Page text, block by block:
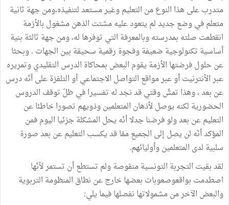
متدرب على هذا النوع من التعليم وغير مستعد لتنفيذه،ومن جهة ثانية
متعلم في وضع جديد لم يتعود عليه مشتت الذهن مشغول بالأزمة
انقطعت صلته بمدرسته وبالمعرفة التي توفرها له، ومن جهة ثالثة بنية
أساسية تكنولوجية ضعيفة وفجوة رقمية سحيقة بين الجهات . وبحثا
عن حلول فرضتها الأزمة يقوم البعض بمحاكاة الدرس التقليدي وتمريره
عبر الأنترنيت أو عبر مواقع التواصل الاجتماعي أو التلفزة على أنّه درس
عن بعد ، وهذا تمشّ وقتي قد نجد له تفسيرا في ظلّ توقف الدروس
الحضورية لكنه يوصل لأذهان المتعلمين وذويهم تصورا خاطئا عن
التعليم عن بعد ولو فرضنا جدلا أنّه يحل المشكلة جزئيا اليوم فمن
المؤكد أنّه لن يصل إلى الجميع ممّا قد يكسب التعليم عن بعد صورة
سلبية لدى المتعلمين وأوليائهم.
لقد بقيت التجربة التونسية منقوصة ولم تستطع أن تستمر لأنّها
اصطدمت بواقعوصعوبات بعضها خارج عن نطاق المنظومة التربوية
والبعض الآخر من مشمولاتها نفصلها فيما يلي: